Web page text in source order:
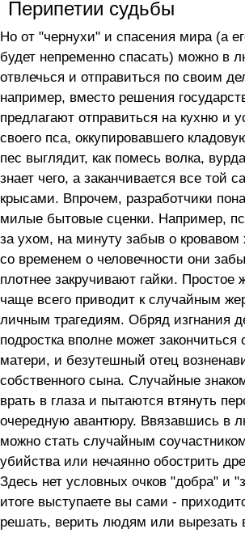
Перипетии судьбы
Но от "чернухи" и спасения мира (а
будет непременно спасать) можно в
отвлечься и отправиться по своим
например, вместо решения
предлагают отправиться на кухню и
своего пса, оккупировавшего
пес выглядит, как помесь волка,
знает чего, а заканчивается все той
крысами. Впрочем, разработчики
милые бытовые сценки. Например,
за ухом, на минуту забыв о кровавом
со временем о человечности они
плотнее закручивают гайки. Простое
чаще всего приводит к случайным
личным трагедиям. Обряд изгнания
подростка вполне может закончиться
матери, и безутешный отец
собственного сына. Случайные
врать в глаза и пытаются втянуть
очередную авантюру. Ввязавшись в
можно стать случайным
убийства или нечаянно обострить
Здесь нет условных очков "добра" и
итоге выступаете вы сами -
решать, верить людям или вырезать